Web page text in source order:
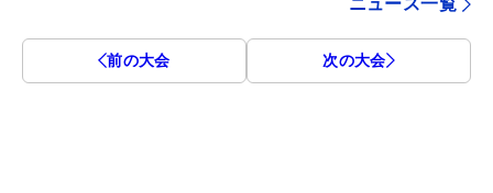
前の大会 次の大会